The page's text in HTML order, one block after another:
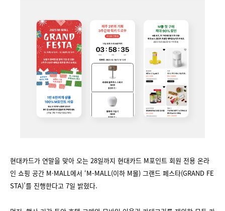
현대카드가 연말을 맞아 오는 28일까지 현대카드 M포인트 회원 전용 온라
인 쇼핑 공간 M·MALL에서 ‘M-MALL(이하 M몰) 그랜드 페스타(GRAND FE
STA)’를 진행한다고 7일 밝혔다.